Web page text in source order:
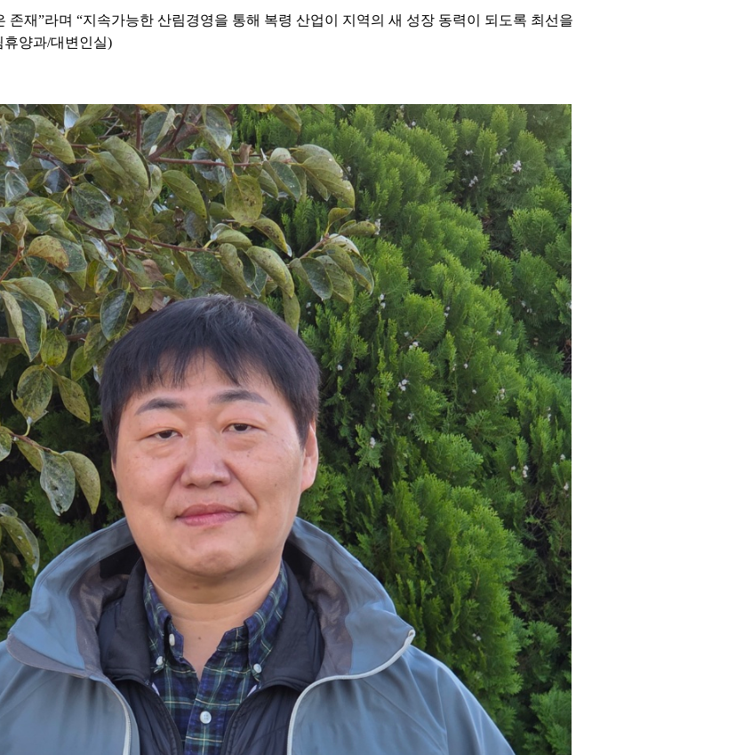
존재”라며 “지속가능한 산림경영을 통해 복령 산업이 지역의 새 성장 동력이 되도록 최선을
휴양과/대변인실)